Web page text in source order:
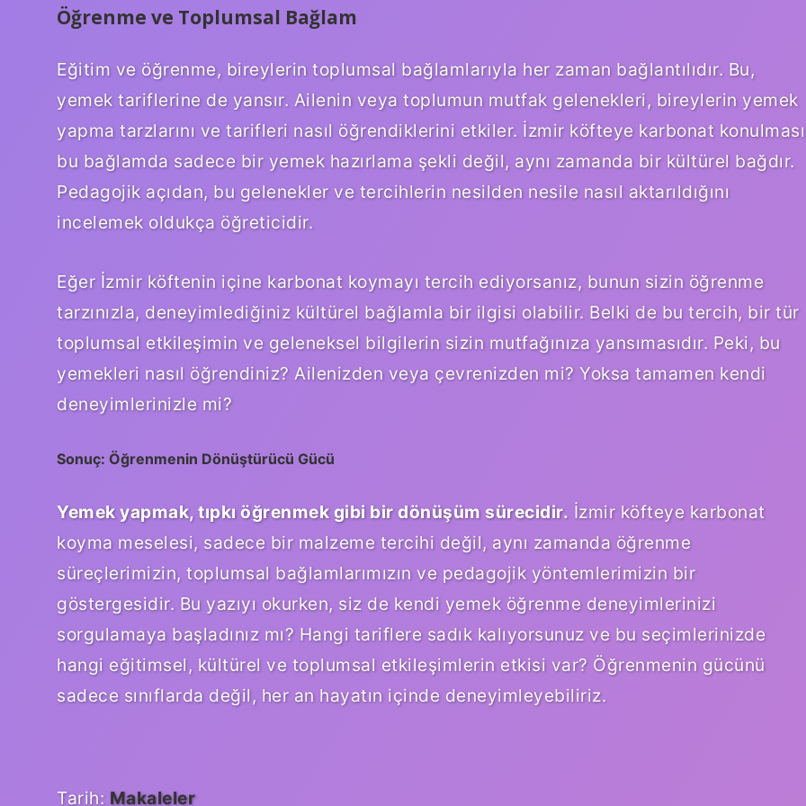
Öğrenme ve Toplumsal Bağlam
Eğitim ve öğrenme, bireylerin toplumsal bağlamlarıyla her zaman bağlantılıdır. Bu,
yemek tariflerine de yansır. Ailenin veya toplumun mutfak gelenekleri, bireylerin yemek
yapma tarzlarını ve tarifleri nasıl öğrendiklerini etkiler. İzmir köfteye karbonat
bu bağlamda sadece bir yemek hazırlama şekli değil, aynı zamanda bir kültürel bağdır.
Pedagojik açıdan, bu gelenekler ve tercihlerin nesilden nesile nasıl aktarıldığını
incelemek oldukça öğreticidir.
Eğer İzmir köftenin içine karbonat koymayı tercih ediyorsanız, bunun sizin öğrenme
tarzınızla, deneyimlediğiniz kültürel bağlamla bir ilgisi olabilir. Belki de bu tercih, bir tür
toplumsal etkileşimin ve geleneksel bilgilerin sizin mutfağınıza yansımasıdır. Peki, bu
yemekleri nasıl öğrendiniz? Ailenizden veya çevrenizden mi? Yoksa tamamen kendi
deneyimlerinizle mi?
Sonuç: Öğrenmenin Dönüştürücü Gücü
Yemek yapmak, tıpkı öğrenmek gibi bir dönüşüm sürecidir. İzmir köfteye karbonat
koyma meselesi, sadece bir malzeme tercihi değil, aynı zamanda öğrenme
süreçlerimizin, toplumsal bağlamlarımızın ve pedagojik yöntemlerimizin bir
göstergesidir. Bu yazıyı okurken, siz de kendi yemek öğrenme deneyimlerinizi
sorgulamaya başladınız mı? Hangi tariflere sadık kalıyorsunuz ve bu seçimlerinizde
hangi eğitimsel, kültürel ve toplumsal etkileşimlerin etkisi var? Öğrenmenin gücünü
sadece sınıflarda değil, her an hayatın içinde deneyimleyebiliriz.
Tarih: Makaleler